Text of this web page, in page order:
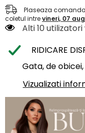
Plaseaza
coletul intrevineri, 07
Alti 10
RIDICARE
Gata, de
Vizualizati